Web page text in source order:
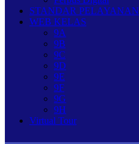
STANDAR PELAYANAN
WEB KELAS
9A
9B
9C
9D
9E
9F
9G
9H
Virtual Tour